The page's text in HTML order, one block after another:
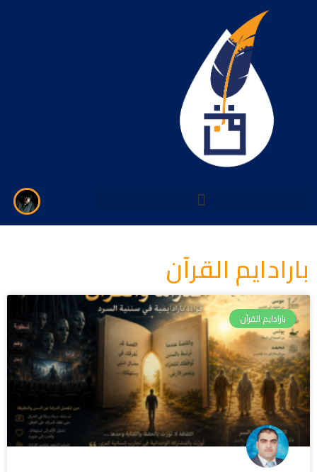
بارادايم القرآن
بارادايم القرآن
Page
Page
Page
Page